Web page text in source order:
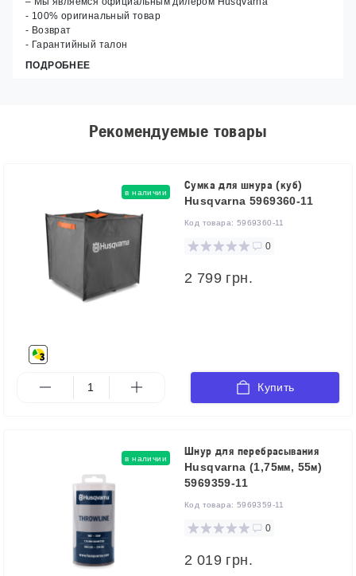
- 100% оригинальный товар
- Возврат
- Гарантийный талон
ПОДРОБНЕЕ
Рекомендуемые товары
в наличии
Сумка для шнура (куб)
Husqvarna 5969360-11
Код товара: 5969360-11
0
2 799 грн.
Купить
в наличии
Шнур для перебрасывания
Husqvarna (1,75мм, 55м)
5969359-11
Код товара: 5969359-11
0
2 019 грн.